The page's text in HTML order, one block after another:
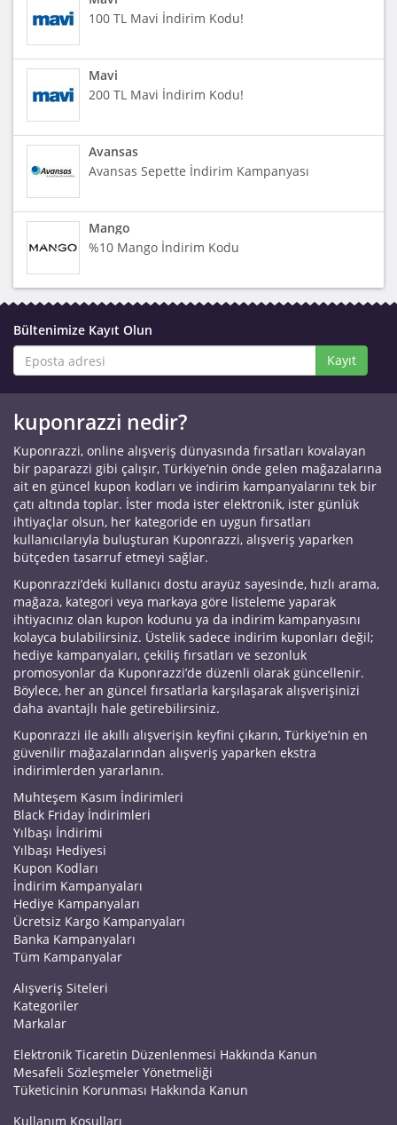
100 TL Mavi İndirim Kodu!
Mavi
200 TL Mavi İndirim Kodu!
Avansas
Avansas Sepette İndirim Kampanyası
Mango
%10 Mango İndirim Kodu
Bültenimize Kayıt Olun
Kayıt
kuponrazzi nedir?
Kuponrazzi, online alışveriş dünyasında fırsatları kovalayan
bir paparazzi gibi çalışır, Türkiye’nin önde gelen mağazalarına
ait en güncel kupon kodları ve indirim kampanyalarını tek bir
çatı altında toplar. İster moda ister elektronik, ister günlük
ihtiyaçlar olsun, her kategoride en uygun fırsatları
kullanıcılarıyla buluşturan Kuponrazzi, alışveriş yaparken
bütçeden tasarruf etmeyi sağlar.
Kuponrazzi’deki kullanıcı dostu arayüz sayesinde, hızlı arama,
mağaza, kategori veya markaya göre listeleme yaparak
ihtiyacınız olan kupon kodunu ya da indirim kampanyasını
kolayca bulabilirsiniz. Üstelik sadece indirim kuponları değil;
hediye kampanyaları, çekiliş fırsatları ve sezonluk
promosyonlar da Kuponrazzi’de düzenli olarak güncellenir.
Böylece, her an güncel fırsatlarla karşılaşarak alışverişinizi
daha avantajlı hale getirebilirsiniz.
Kuponrazzi ile akıllı alışverişin keyfini çıkarın, Türkiye’nin en
güvenilir mağazalarından alışveriş yaparken ekstra
indirimlerden yararlanın.
Muhteşem Kasım İndirimleri
Black Friday İndirimleri
Yılbaşı İndirimi
Yılbaşı Hediyesi
Kupon Kodları
İndirim Kampanyaları
Hediye Kampanyaları
Ücretsiz Kargo Kampanyaları
Banka Kampanyaları
Tüm Kampanyalar
Alışveriş Siteleri
Kategoriler
Markalar
Elektronik Ticaretin Düzenlenmesi Hakkında Kanun
Mesafeli Sözleşmeler Yönetmeliği
Tüketicinin Korunması Hakkında Kanun
Kullanım Koşulları